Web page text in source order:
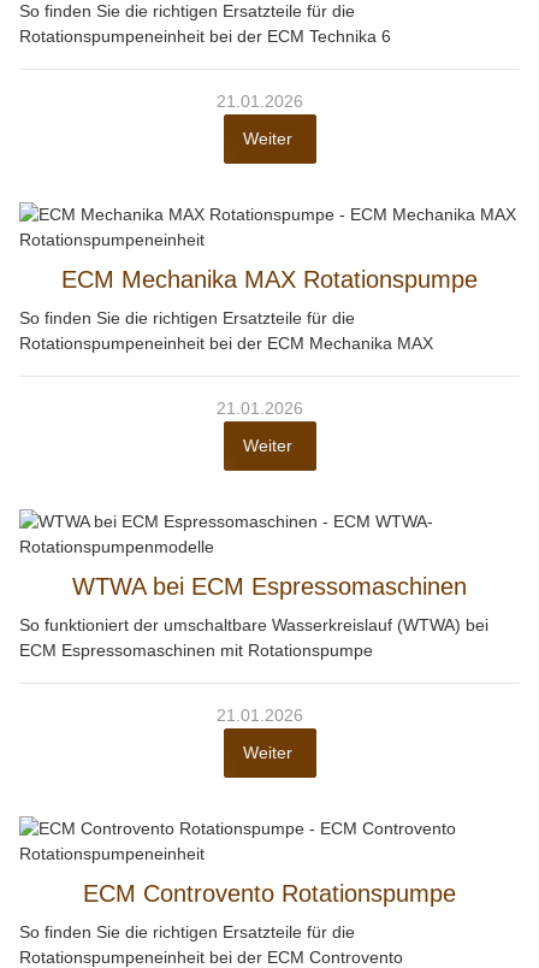
So finden Sie die richtigen Ersatzteile für die
Rotationspumpeneinheit bei der ECM Technika 6
21.01.2026
Weiter
ECM Mechanika MAX Rotationspumpe
So finden Sie die richtigen Ersatzteile für die
Rotationspumpeneinheit bei der ECM Mechanika MAX
21.01.2026
Weiter
WTWA bei ECM Espressomaschinen
So funktioniert der umschaltbare Wasserkreislauf (WTWA) bei
ECM Espressomaschinen mit Rotationspumpe
21.01.2026
Weiter
ECM Controvento Rotationspumpe
So finden Sie die richtigen Ersatzteile für die
Rotationspumpeneinheit bei der ECM Controvento